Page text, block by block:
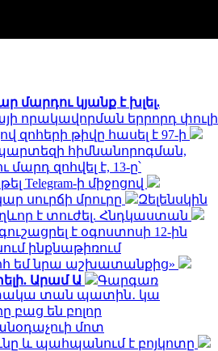
մարդու կյանք է խլել.
որակավորման երրորդ փուլի
զոհերի թիվը հասել է 97-ի
հիմնանորոգման,
զոհվել է, 13-ը՝
Telegram-ի միջոցով
սուրճի մրուրը
Զելենսկին
է տուժել. Հնդկաստան
է օգոստոսի 12-ին
ինքնաթիռում
եմ նրա աշխատանքից»
Արամ Ա
Գարգառ
տան պատին․ կա
բաց են բոլոր
մոտ
և պահպանում է բոյկոտը